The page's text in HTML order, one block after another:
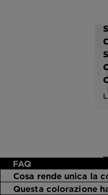
FAQ
Cosa rende unica la
Questa colorazione